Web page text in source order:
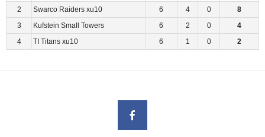
2
Swarco Raiders xu10 6 4 0
8
3
Kufstein Small Towers 6 2 0
4
4
TI Titans xu10 6 1 0 2